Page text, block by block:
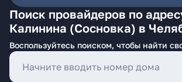
Поиск провайдеров по
Калинина (Сосновка) в
Воспользуйтесь поиском, чтобы найти